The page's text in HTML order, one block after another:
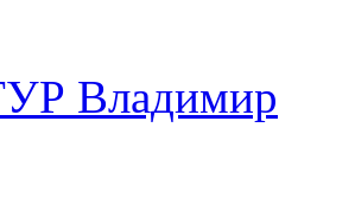
Владимир